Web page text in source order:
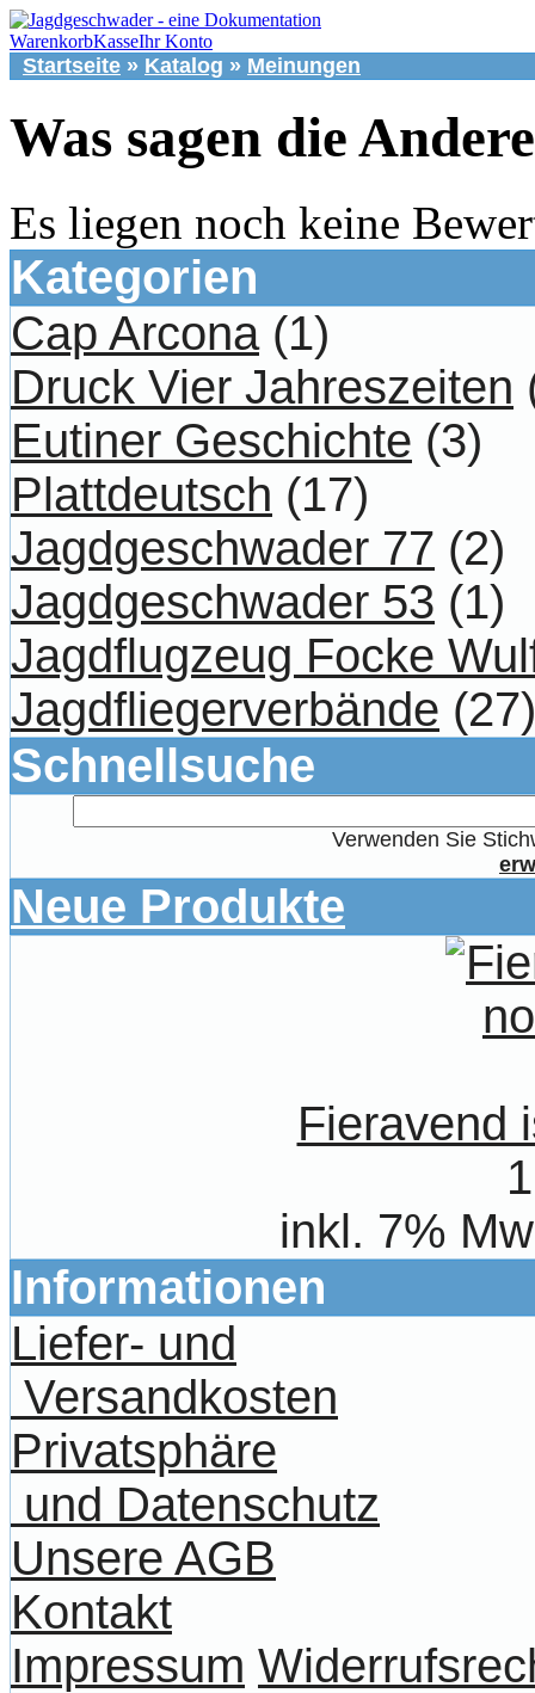
WarenkorbKasseIhr Konto
Startseite » Katalog » Meinungen
Was sagen die
Es liegen noch keine
Kategorien
Cap Arcona(1)
Druck Vier Jahreszeiten
Eutiner Geschichte (3)
Plattdeutsch (17)
Jagdgeschwader 77 (2)
Jagdgeschwader 53 (1)
Jagdflugzeug Focke
Jagdfliegerverbände (27)
Schnellsuche
Verwenden Sie
Neue Produkte
Fieravend
inkl. 7%
Informationen
Liefer- und
Versandkosten
Privatsphäre
und Datenschutz
Unsere AGB
Kontakt
Impressum